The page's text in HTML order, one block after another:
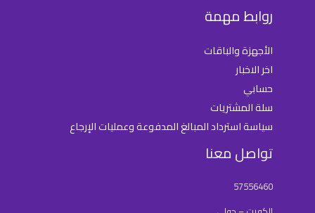
روابط مهمة
الأجهزة والباقات
اخر الاخبار
حسابي
سلة المشتريات
سياسة استرداد المبالغ المدفوعة وعمليات الإرجاع
تواصل معنا
57556460